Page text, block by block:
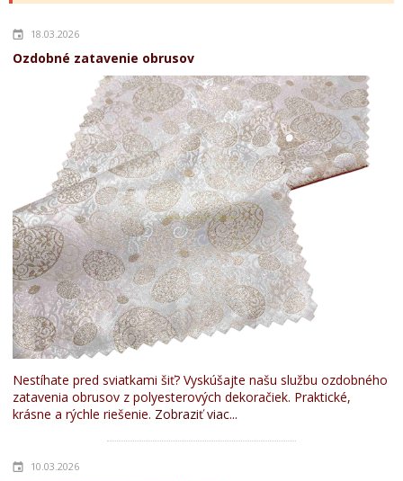
18.03.2026
Ozdobné zatavenie obrusov
Nestíhate pred sviatkami šiť? Vyskúšajte našu službu ozdobného
zatavenia obrusov z polyesterových dekoračiek. Praktické,
krásne a rýchle riešenie. Zobraziť viac...
10.03.2026